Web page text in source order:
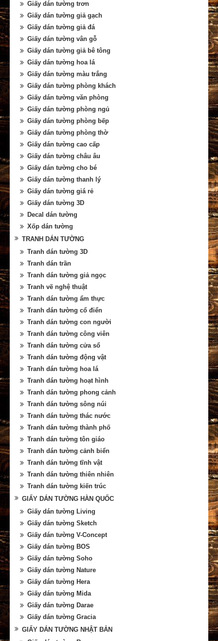
Giấy dán tường trơn
Giấy dán tường giả gạch
Giấy dán tường giả đá
Giấy dán tường vân gỗ
Giấy dán tường giả bê tông
Giấy dán tường hoa lá
Giấy dán tường màu trắng
Giấy dán tường phòng khách
Giấy dán tường văn phòng
Giấy dán tường phòng ngủ
Giấy dán tường phòng bếp
Giấy dán tường phòng thờ
Giấy dán tường cao cấp
Giấy dán tường châu âu
Giấy dán tường cho bé
Giấy dán tường thanh lý
Giấy dán tường giá rẻ
Giấy dán tường 3D
Decal dán tường
Xốp dán tường
TRANH DÁN TƯỜNG
Tranh dán tường 3D
Tranh dán trần
Tranh dán tường giả ngọc
Tranh vẽ nghệ thuật
Tranh dán tường ẩm thực
Tranh dán tường cổ điển
Tranh dán tường con người
Tranh dán tường công viên
Tranh dán tường cửa sổ
Tranh dán tường động vật
Tranh dán tường hoa lá
Tranh dán tường hoạt hình
Tranh dán tường phong cảnh
Tranh dán tường sông núi
Tranh dán tường thác nước
Tranh dán tường thành phố
Tranh dán tường tôn giáo
Tranh dán tường cảnh biển
Tranh dán tường tĩnh vật
Tranh dán tường thiên nhiên
Tranh dán tường kiến trúc
GIẤY DÁN TƯỜNG HÀN QUỐC
Giấy dán tường Living
Giấy dán tường Sketch
Giấy dán tường V-Concept
Giấy dán tường BOS
Giấy dán tường Soho
Giấy dán tường Nature
Giấy dán tường Hera
Giấy dán tường Mida
Giấy dán tường Darae
Giấy dán tường Gracia
GIẤY DÁN TƯỜNG NHẬT BẢN